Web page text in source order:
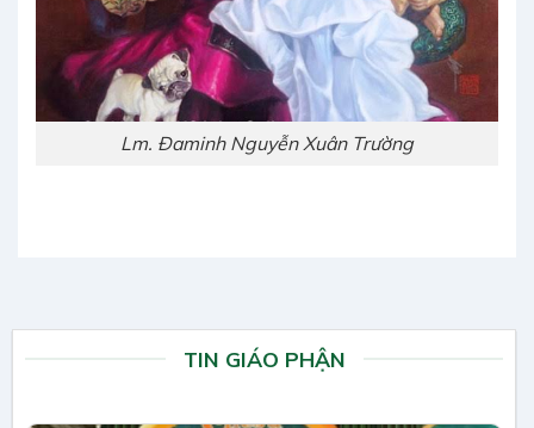
Lm. Đaminh Nguyễn Xuân Trường
TIN GIÁO PHẬN